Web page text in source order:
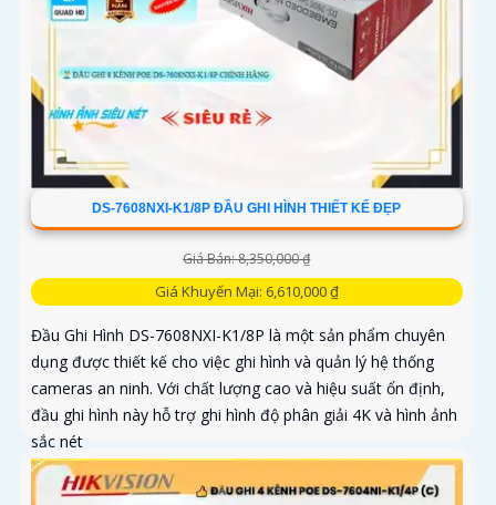
DS-7608NXI-K1/8P ĐẦU GHI HÌNH THIẾT KẾ ĐẸP
Giá Bán: 8,350,000 ₫
Giá Khuyến Mại: 6,610,000 ₫
Đầu Ghi Hình DS-7608NXI-K1/8P là một sản phẩm chuyên
dụng được thiết kế cho việc ghi hình và quản lý hệ thống
cameras an ninh. Với chất lượng cao và hiệu suất ổn định,
đầu ghi hình này hỗ trợ ghi hình độ phân giải 4K và hình ảnh
sắc nét